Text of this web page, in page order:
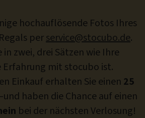
hochauflösende Fotos Ihres
perservice@stocubo.de.
in zwei, drei Sätzen wie Ihre
Erfahrung mit stocubo ist.
Einkauf erhalten Sie einen 25
haben die Chance auf einen
bei der nächsten Verlosung!